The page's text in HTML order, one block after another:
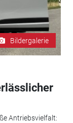
Bildergalerie
Antriebsvielfalt: